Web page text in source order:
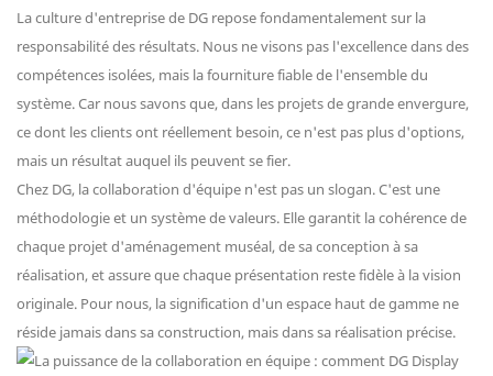
La culture d'entreprise de DG repose fondamentalement sur la
responsabilité des résultats. Nous ne visons pas l'excellence dans des
compétences isolées, mais la fourniture fiable de l'ensemble du
système. Car nous savons que, dans les projets de grande envergure,
ce dont les clients ont réellement besoin, ce n'est pas plus d'options,
mais un résultat auquel ils peuvent se fier.
Chez DG, la collaboration d'équipe n'est pas un slogan. C'est une
méthodologie et un système de valeurs. Elle garantit la cohérence de
chaque projet d'aménagement muséal, de sa conception à sa
réalisation, et assure que chaque présentation reste fidèle à la vision
originale. Pour nous, la signification d'un espace haut de gamme ne
réside jamais dans sa construction, mais dans sa réalisation précise.